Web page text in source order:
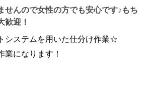
せんので女性の方でも安心です♪もち
歓迎！
システムを用いた仕分け作業☆
業になります！